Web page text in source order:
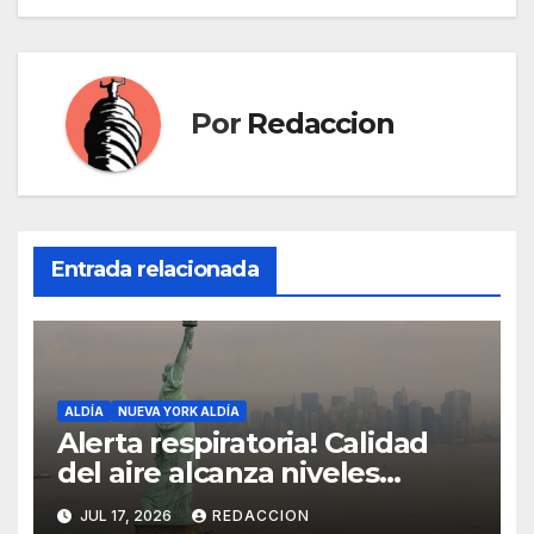
Por Redaccion
Entrada relacionada
ALDÍA NUEVA YORK ALDÍA
Alerta respiratoria! Calidad
del aire alcanza niveles
peligrosos en NYC
JUL 17, 2026 REDACCION